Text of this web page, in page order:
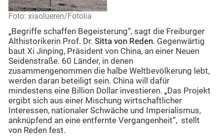
Foto: xiaolueren/Fotolia
„Begriffe schaffen Begeisterung“, sagt die Freiburger
Althistorikerin Prof. Dr. Sitta von Reden. Gegenwärtig
baut Xi Jinping, Präsident von China, an einer Neuen
Seidenstraße. 60 Länder, in denen
zusammengenommen die halbe Weltbevölkerung lebt,
werden daran beteiligt sein. China will dafür
mindestens eine Billion Dollar investieren. „Das Projekt
ergibt sich aus einer Mischung wirtschaftlicher
Interessen, nationaler Schwäche und Imperialismus,
anknüpfend an eine entfernte Vergangenheit“, stellt
von Reden fest.